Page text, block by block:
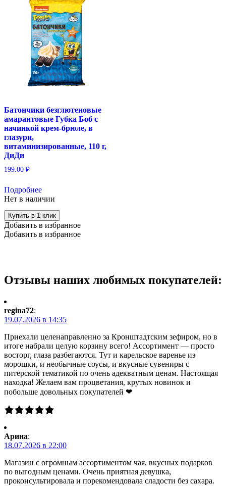
Батончики безглютеновые
амарантовые Губка Боб с
начинкой крем-брюле, в
глазури,
витаминизированные, 110 г,
ДиДи
199.00 ₽
Подробнее
Нет в наличии
Купить в 1 клик
Добавить в избранное
Добавить в избранное
Отзывы наших любимых покупателей:
regina72:
19.07.2026 в 14:35
Приехали целенаправленно за Кронштадтским зефиром, но в
итоге набрали целую корзину всего! Ассортимент — просто
восторг, глаза разбегаются. Тут и карельское варенье из
морошки, и необычные соусы, и вкусные сувениры с
питерской тематикой по очень адекватным ценам. Настоящая
находка! Желаем вам процветания, крутых новинок и
побольше довольных покупателей ❤
Арина:
18.07.2026 в 22:00
Магазин с огромным ассортиментом чая, вкусных подарков
по выгодным ценами. Очень приятная девушка,
проконсультировала и порекомендовала сладости без сахара.